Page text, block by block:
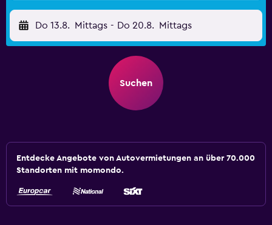
Do 13.8. Mittags - Do 20.8. Mittags
Suchen
Entdecke Angebote von Autovermietungen an über 70.000
Standorten mit momondo.